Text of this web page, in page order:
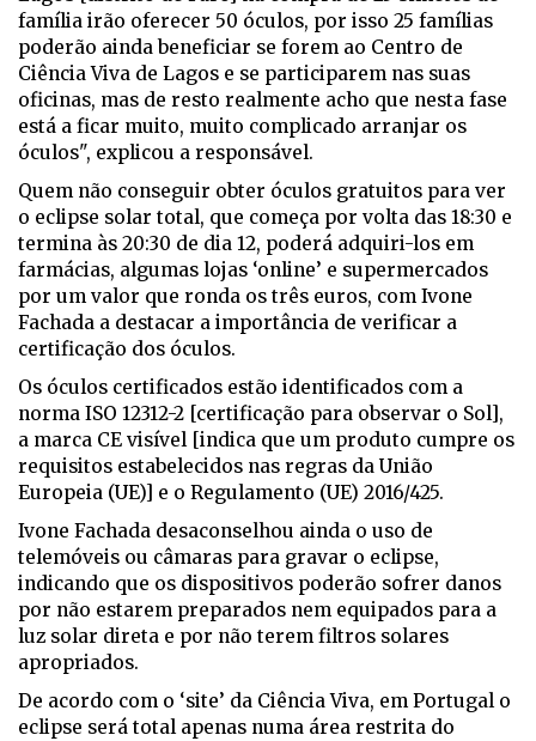
família irão oferecer 50 óculos, por isso 25 famílias
poderão ainda beneficiar se forem ao Centro de
Ciência Viva de Lagos e se participarem nas suas
oficinas, mas de resto realmente acho que nesta fase
está a ficar muito, muito complicado arranjar os
óculos", explicou a responsável.
Quem não conseguir obter óculos gratuitos para ver
o eclipse solar total, que começa por volta das 18:30 e
termina às 20:30 de dia 12, poderá adquiri-los em
farmácias, algumas lojas ‘online’ e supermercados
por um valor que ronda os três euros, com Ivone
Fachada a destacar a importância de verificar a
certificação dos óculos.
Os óculos certificados estão identificados com a
norma ISO 12312-2 [certificação para observar o Sol],
a marca CE visível [indica que um produto cumpre os
requisitos estabelecidos nas regras da União
Europeia (UE)] e o Regulamento (UE) 2016/425.
Ivone Fachada desaconselhou ainda o uso de
telemóveis ou câmaras para gravar o eclipse,
indicando que os dispositivos poderão sofrer danos
por não estarem preparados nem equipados para a
luz solar direta e por não terem filtros solares
apropriados.
De acordo com o ‘site’ da Ciência Viva, em Portugal o
eclipse será total apenas numa área restrita do